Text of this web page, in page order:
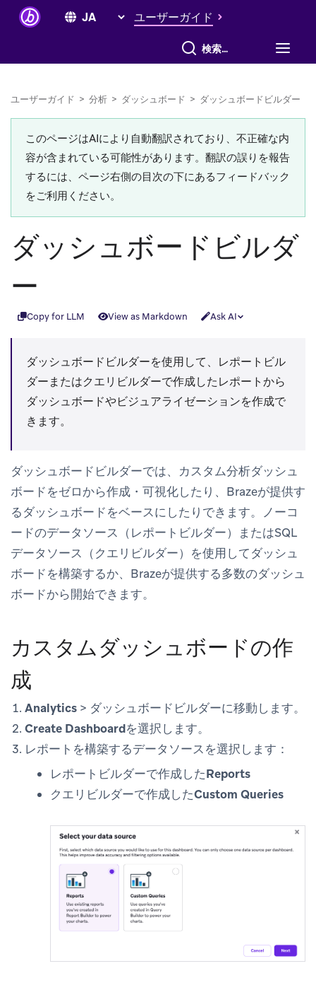
ユーザーガイド
すべて検索
ユーザーガイド > 分析 > ダッシュボード > ダッシュボードビルダー
このページはAIにより自動翻訳されており、不正確な内
容が含まれている可能性があります。翻訳の誤りを報告
するには、ページ右側の目次の下にあるフィードバック
をご利用ください。
ダッシュボードビルダ
ー
Copy for LLM View as Markdown Ask AI
ダッシュボードビルダーを使用して、レポートビル
ダーまたはクエリビルダーで作成したレポートから
ダッシュボードやビジュアライゼーションを作成で
きます。
ダッシュボードビルダーでは、カスタム分析ダッシュ
ボードをゼロから作成・可視化したり、Brazeが提供す
るダッシュボードをベースにしたりできます。ノーコ
ードのデータソース（レポートビルダー）またはSQL
データソース（クエリビルダー）を使用してダッシュ
ボードを構築するか、Brazeが提供する多数のダッシュ
ボードから開始できます。
カスタムダッシュボードの作
成
Analytics > ダッシュボードビルダーに移動します。
Create Dashboardを選択します。
レポートを構築するデータソースを選択します：
レポートビルダーで作成したReports
クエリビルダーで作成したCustom Queries